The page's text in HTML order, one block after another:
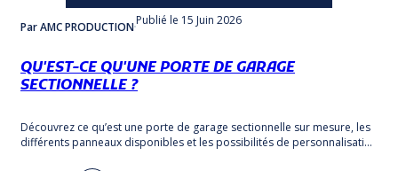
Par AMC PRODUCTIONPublié le 15 Juin 2026
QU'EST-CE QU'UNE PORTE DE GARAGE
SECTIONNELLE ?
Découvrez ce qu’est une porte de garage sectionnelle sur mesure, les
différents panneaux disponibles et les possibilités de personnalisation